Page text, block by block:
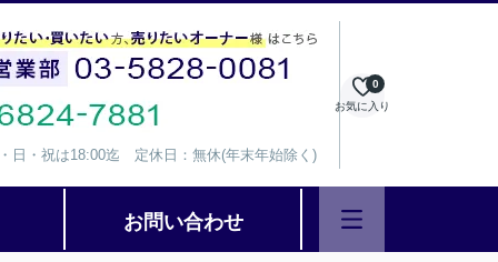
日・祝は18:00迄 定休日：無休(年末年始除く)
お気に入り
0
お問い合わせ